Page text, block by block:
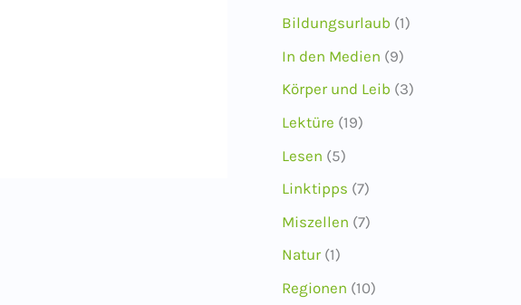
Bildungsurlaub (1)
In den Medien (9)
Körper und Leib (3)
Lektüre (19)
Lesen (5)
Linktipps (7)
Miszellen (7)
Natur(1)
Regionen (10)